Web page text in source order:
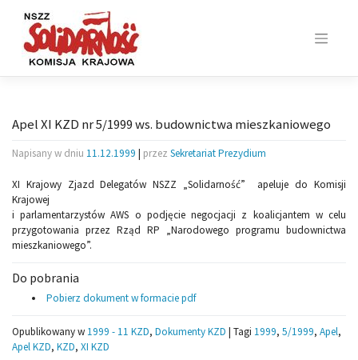
content
Apel XI KZD nr 5/1999 ws. budownictwa mieszkaniowego
Napisany w dniu 11.12.1999 | przez Sekretariat Prezydium
XI Krajowy Zjazd Delegatów NSZZ „Solidarność” apeluje do Komisji
Krajowej
i parlamentarzystów AWS o podjęcie negocjacji z koalicjantem w celu
przygotowania przez Rząd RP „Narodowego programu budownictwa
mieszkaniowego”.
Do pobrania
Pobierz dokument w formacie pdf
Opublikowany w 1999 - 11 KZD, Dokumenty KZD | Tagi 1999, 5/1999, Apel,
Apel KZD, KZD, XI KZD